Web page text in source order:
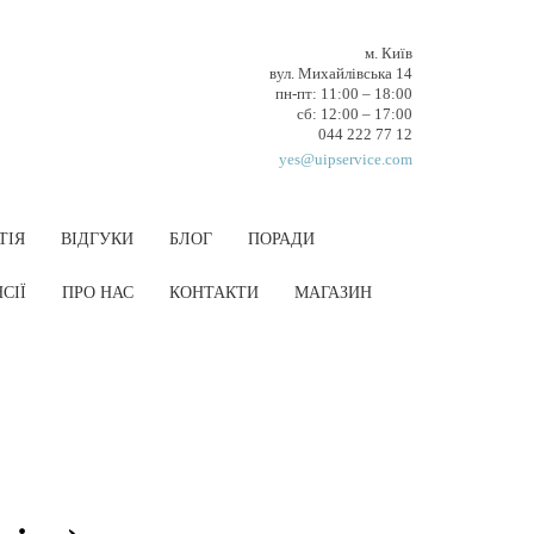
м. Київ
вул. Михайлівська 14
пн-пт: 11:00 – 18:00
cб: 12:00 – 17:00
044 222 77 12
yes@uipservice.com
ВІДГУКИ БЛОГ ПОРАДИ
ПРО НАС КОНТАКТИ МАГАЗИН